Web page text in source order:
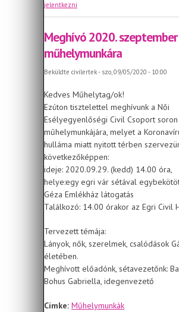
jelentkezni
Meghívó 2020.
műhelymunkára
Beküldte civilertek- szo, 09/05/2020 - 10:00
Kedves Műhelytag/ok!
Ezúton tisztelettel meghívunk a Női
Esélyegyenlőségi Civil Csoport
műhelymunkájára, melyet a
hulláma miatt nyitott térben
következőképpen:
ideje: 2020.09.29. (kedd) 14.00 óra,
helye:egy egri vár sétával
Géza Emlékház látogatás
Találkozó: 14.00 órakor az Egri Civil
Tervezett témája:
Lányok, nők, szerelmek, csalódások
életében.
Meghívott előadónk, sétavezetőnk:
Bohus Gabriella, idegenvezető
Címke: Műhelymunkák